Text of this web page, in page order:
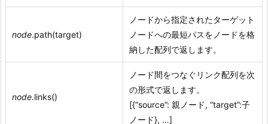
node.path(target)
ノードから指定されたターゲット
ノードへの最短パスをノードを格
納した配列で返します。
node.links()
ノード間をつなぐリンク配列を次
の形式で返します。
[{“source”: 親ノード, “target”:子
ノード}, …]